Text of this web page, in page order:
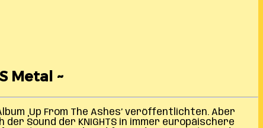
Metal ~
‚Up From The Ashes’ veröffentlichten. Aber
Sound der KNIGHTS in immer europäischere